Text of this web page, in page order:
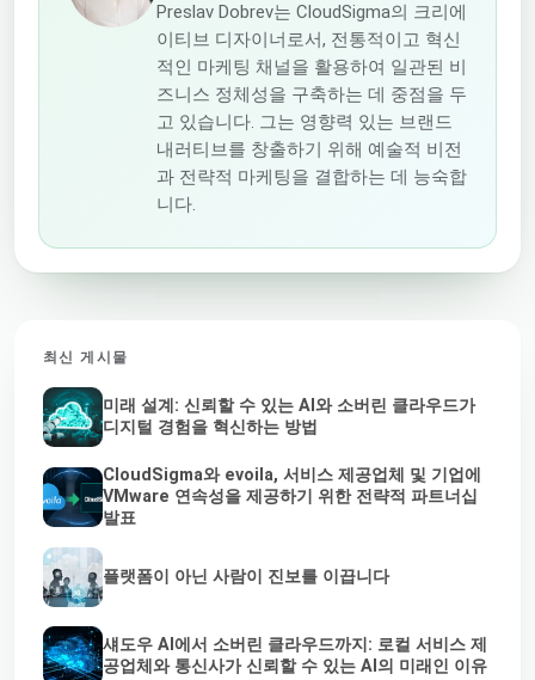
Preslav Dobrev는 CloudSigma의 크리에
이티브 디자이너로서, 전통적이고 혁신
적인 마케팅 채널을 활용하여 일관된 비
즈니스 정체성을 구축하는 데 중점을 두
고 있습니다. 그는 영향력 있는 브랜드
내러티브를 창출하기 위해 예술적 비전
과 전략적 마케팅을 결합하는 데 능숙합
니다.
최신 게시물
미래 설계: 신뢰할 수 있는 AI와 소버린 클라우드가
디지털 경험을 혁신하는 방법
CloudSigma와 evoila, 서비스 제공업체 및 기업에
VMware 연속성을 제공하기 위한 전략적 파트너십
발표
플랫폼이 아닌 사람이 진보를 이끕니다
섀도우 AI에서 소버린 클라우드까지: 로컬 서비스 제
공업체와 통신사가 신뢰할 수 있는 AI의 미래인 이유